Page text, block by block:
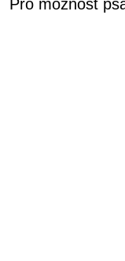
Pro možnost